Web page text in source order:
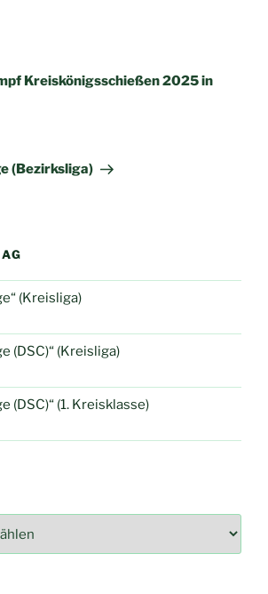
Kreiskönigsschießen 2025 in
(Bezirksliga)
(Kreisliga)
(DSC)“ (Kreisliga)
(DSC)“ (1. Kreisklasse)